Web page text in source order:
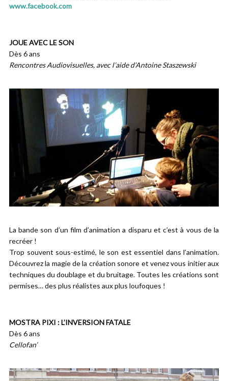
www.facebook.com
JOUE AVEC LE SON
Dès 6 ans
Rencontres Audiovisuelles, avec l’aide d’Antoine Staszewski
La bande son d’un film d’animation a disparu et c’est à vous de la
recréer !
Trop souvent sous-estimé, le son est essentiel dans l’animation.
Découvrez la magie de la création sonore et venez vous initier aux
techniques du doublage et du bruitage. Toutes les créations sont
permises… des plus réalistes aux plus loufoques !
MOSTRA PIXI : L’INVERSION FATALE
Dès 6 ans
Cellofan’